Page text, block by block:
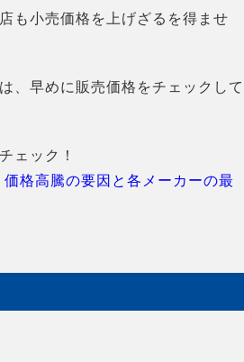
も小売価格を上げざるを得ませ
、早めに販売価格をチェックして
ェック！
格高騰の要因と各メーカーの最